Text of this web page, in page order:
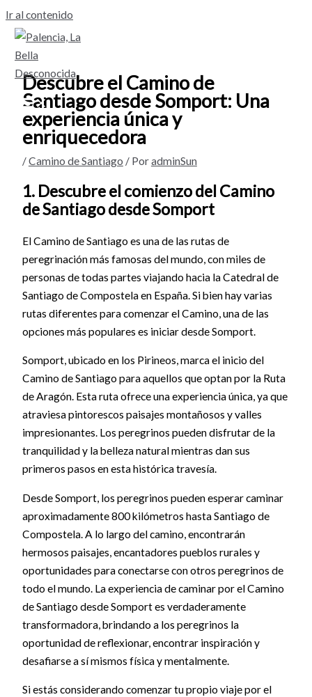
Ir al contenido
Descubre el Camino de
Santiago desde Somport: Una
experiencia única y
enriquecedora
/Camino de Santiago / PoradminSun
1. Descubre el comienzo del Camino
de Santiago desde Somport
El Camino de Santiago es una de las rutas de
peregrinación más famosas del mundo, con miles de
personas de todas partes viajando hacia la Catedral de
Santiago de Compostela en España. Si bien hay varias
rutas diferentes para comenzar el Camino, una de las
opciones más populares es iniciar desde Somport.
Somport, ubicado en los Pirineos, marca el inicio del
Camino de Santiago para aquellos que optan por la Ruta
de Aragón. Esta ruta ofrece una experiencia única, ya que
atraviesa pintorescos paisajes montañosos y valles
impresionantes. Los peregrinos pueden disfrutar de la
tranquilidad y la belleza natural mientras dan sus
primeros pasos en esta histórica travesía.
Desde Somport, los peregrinos pueden esperar caminar
aproximadamente 800 kilómetros hasta Santiago de
Compostela. A lo largo del camino, encontrarán
hermosos paisajes, encantadores pueblos rurales y
oportunidades para conectarse con otros peregrinos de
todo el mundo. La experiencia de caminar por el Camino
de Santiago desde Somport es verdaderamente
transformadora, brindando a los peregrinos la
oportunidad de reflexionar, encontrar inspiración y
desafiarse a sí mismos física y mentalmente.
Si estás considerando comenzar tu propio viaje por el